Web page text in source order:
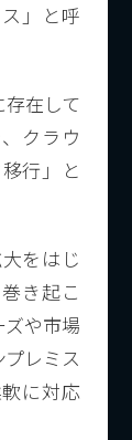
」と呼
在して
クラウ
行」と
をはじ
き起こ
や市場
レミス
に対応